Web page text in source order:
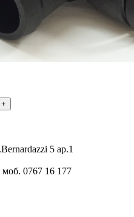
5 ap.1
0767 16 177